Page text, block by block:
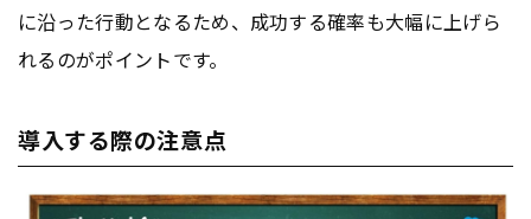
に沿った行動となるため、成功する確率も大幅に上げら
れるのがポイントです。
導入する際の注意点